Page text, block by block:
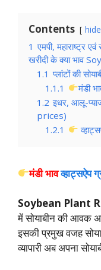
Contents hide
1 एमपी, महाराष्ट्र
खरीदी के क्या भाव
1.1 प्लांटों की
1.1.1
मंडी
1.2 इधर, आलू-
prices)
1.2.1
मंडी भावव्हाट्सऐप
Soybean Plant
में सोयाबीन की आवक
इसकी प्रमुख वजह
व्यापारी अब अपना